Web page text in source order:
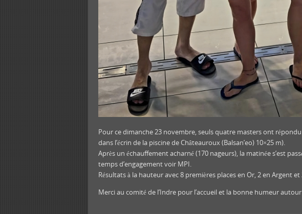
Pour ce dimanche 23 novembre, seuls quatre masters ont répondu
dans l’écrin de la piscine de Châteauroux (Balsan’eo) 10×25 m).
Après un échauffement acharné (170 nageurs), la matinée s’est
temps d’engagement voir MPI.
Résultats à la hauteur avec 8 premières places en Or, 2 en Argent
Merci au comité de l’Indre pour l’accueil et la bonne humeur